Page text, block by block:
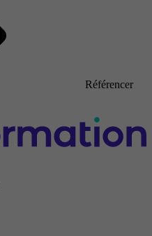
Référencer